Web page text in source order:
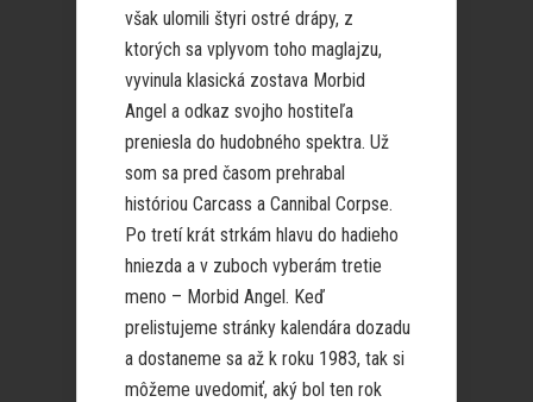
však ulomili štyri ostré drápy, z
ktorých sa vplyvom toho maglajzu,
vyvinula klasická zostava Morbid
Angel a odkaz svojho hostiteľa
preniesla do hudobného spektra. Už
som sa pred časom prehrabal
históriou Carcass a Cannibal Corpse.
Po tretí krát strkám hlavu do hadieho
hniezda a v zuboch vyberám tretie
meno – Morbid Angel. Keď
prelistujeme stránky kalendára dozadu
a dostaneme sa až k roku 1983, tak si
môžeme uvedomiť, aký bol ten rok